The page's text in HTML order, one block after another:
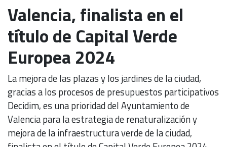
Valencia, finalista en el
título de Capital Verde
Europea 2024
La mejora de las plazas y los jardines de la ciudad,
gracias a los procesos de presupuestos participativos
Decidim, es una prioridad del Ayuntamiento de
Valencia para la estrategia de renaturalización y
mejora de la infraestructura verde de la ciudad,